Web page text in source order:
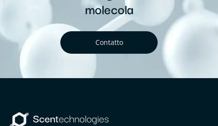
molecola
Contatto